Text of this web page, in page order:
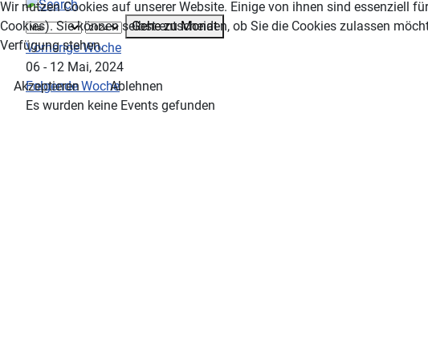
Gehe zu Monat
Vorherige Woche
06 - 12 Mai, 2024
Folgende Woche
Es wurden keine Events gefunden
Wir nutzen Cookies auf unserer Website. Einige von ihnen sind essenziell
Cookies). Sie können selbst entscheiden, ob Sie die Cookies zulassen
Verfügung stehen.
Akzeptieren
Ablehnen